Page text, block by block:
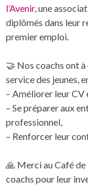
l’Avenir, une
diplômés dans leur
premier emploi.
🤝 Nos coachs ont
service des jeunes,
– Améliorer leur
– Se préparer aux
professionnel,
– Renforcer leur
🙏 Merci au Café de
coachs pour leur